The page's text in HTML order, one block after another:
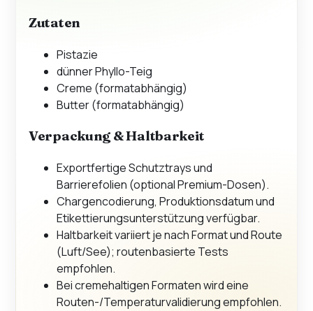
Zutaten
Pistazie
dünner Phyllo-Teig
Creme (formatabhängig)
Butter (formatabhängig)
Verpackung & Haltbarkeit
Exportfertige Schutztrays und
Barrierefolien (optional Premium-Dosen).
Chargencodierung, Produktionsdatum und
Etikettierungsunterstützung verfügbar.
Haltbarkeit variiert je nach Format und Route
(Luft/See); routenbasierte Tests
empfohlen.
Bei cremehaltigen Formaten wird eine
Routen-/Temperaturvalidierung empfohlen.